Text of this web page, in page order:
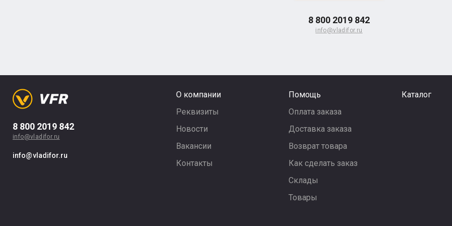
8 800 2019 842
info@vladifor.ru
8 800 2019 842
info@vladifor.ru
info@vladifor.ru
О компании
Реквизиты
Новости
Вакансии
Контакты
Помощь
Оплата заказа
Доставка заказа
Возврат товара
Как сделать заказ
Склады
Товары
Каталог